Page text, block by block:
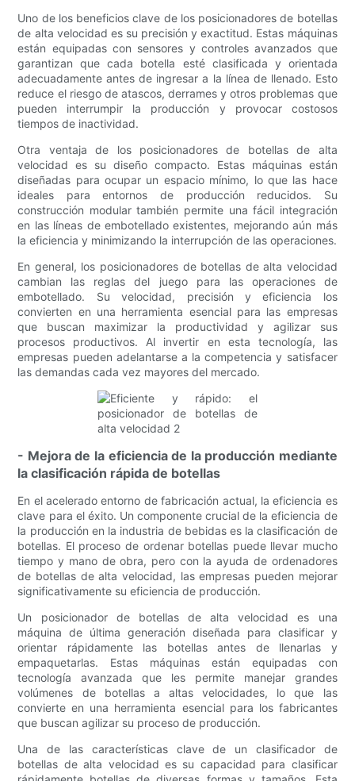
Uno de los beneficios clave de los posicionadores de botellas
de alta velocidad es su precisión y exactitud. Estas máquinas
están equipadas con sensores y controles avanzados que
garantizan que cada botella esté clasificada y orientada
adecuadamente antes de ingresar a la línea de llenado. Esto
reduce el riesgo de atascos, derrames y otros problemas que
pueden interrumpir la producción y provocar costosos
tiempos de inactividad.
Otra ventaja de los posicionadores de botellas de alta
velocidad es su diseño compacto. Estas máquinas están
diseñadas para ocupar un espacio mínimo, lo que las hace
ideales para entornos de producción reducidos. Su
construcción modular también permite una fácil integración
en las líneas de embotellado existentes, mejorando aún más
la eficiencia y minimizando la interrupción de las operaciones.
En general, los posicionadores de botellas de alta velocidad
cambian las reglas del juego para las operaciones de
embotellado. Su velocidad, precisión y eficiencia los
convierten en una herramienta esencial para las empresas
que buscan maximizar la productividad y agilizar sus
procesos productivos. Al invertir en esta tecnología, las
empresas pueden adelantarse a la competencia y satisfacer
las demandas cada vez mayores del mercado.
- Mejora de la eficiencia de la producción mediante
la clasificación rápida de botellas
En el acelerado entorno de fabricación actual, la eficiencia es
clave para el éxito. Un componente crucial de la eficiencia de
la producción en la industria de bebidas es la clasificación de
botellas. El proceso de ordenar botellas puede llevar mucho
tiempo y mano de obra, pero con la ayuda de ordenadores
de botellas de alta velocidad, las empresas pueden mejorar
significativamente su eficiencia de producción.
Un posicionador de botellas de alta velocidad es una
máquina de última generación diseñada para clasificar y
orientar rápidamente las botellas antes de llenarlas y
empaquetarlas. Estas máquinas están equipadas con
tecnología avanzada que les permite manejar grandes
volúmenes de botellas a altas velocidades, lo que las
convierte en una herramienta esencial para los fabricantes
que buscan agilizar su proceso de producción.
Una de las características clave de un clasificador de
botellas de alta velocidad es su capacidad para clasificar